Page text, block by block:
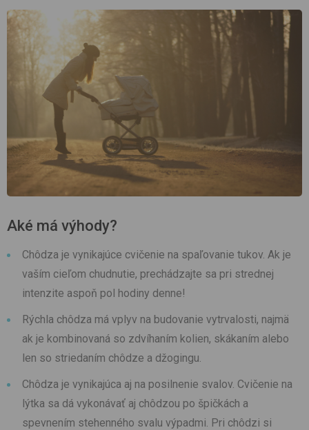
Aké má výhody?
Chôdza je vynikajúce cvičenie na spaľovanie tukov. Ak je
vaším cieľom chudnutie, prechádzajte sa pri strednej
intenzite aspoň pol hodiny denne!
Rýchla chôdza má vplyv na budovanie vytrvalosti, najmä
ak je kombinovaná so zdvíhaním kolien, skákaním alebo
len so striedaním chôdze a džogingu.
Chôdza je vynikajúca aj na posilnenie svalov. Cvičenie na
lýtka sa dá vykonávať aj chôdzou po špičkách a
spevnením stehenného svalu výpadmi. Pri chôdzi si